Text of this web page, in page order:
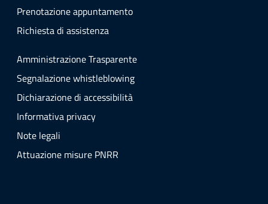
Prenotazione appuntamento
Richiesta di assistenza
Amministrazione Trasparente
Segnalazione whistleblowing
Dichiarazione di accessibilità
Informativa privacy
Note legali
Attuazione misure PNRR